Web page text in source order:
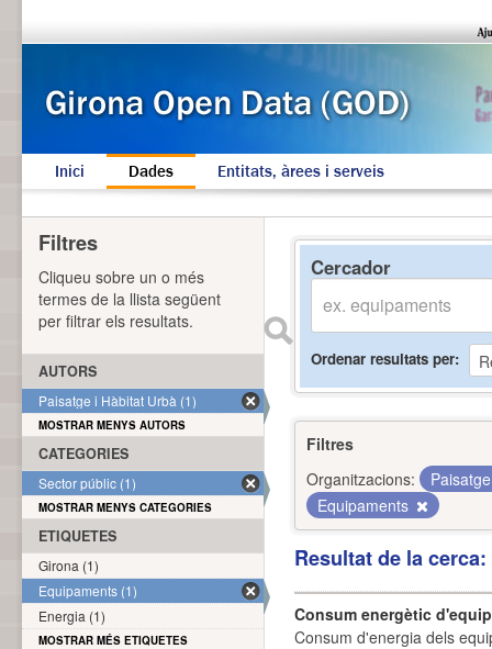
Inici Dades Entitats, àrees i serveis
Cercador
Ordenar resultats per
Filtres
Organitzacions:
Equipaments
Resultat de la
Consum energètic
Consum d'energia dels
Filtres
Cliqueu sobre un o més
termes de la llista següent
per filtrar els resultats.
AUTORS
Paisatge i Hàbitat Urbà (1)
MOSTRAR MENYS AUTORS
CATEGORIES
Sector públic (1)
MOSTRAR MENYS CATEGORIES
ETIQUETES
Girona (1)
Equipaments (1)
Energia (1)
MOSTRAR MÉS ETIQUETES